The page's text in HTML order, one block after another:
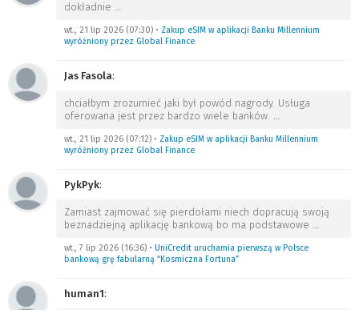
dokładnie …
wt., 21 lip 2026 (07:30) • Zakup eSIM w aplikacji Banku Millennium
wyróżniony przez Global Finance
Jas Fasola:
chciałbym zrozumieć jaki był powód nagrody. Usługa
oferowana jest przez bardzo wiele banków. …
wt., 21 lip 2026 (07:12) • Zakup eSIM w aplikacji Banku Millennium
wyróżniony przez Global Finance
PykPyk:
Zamiast zajmować się pierdołami niech dopracują swoją
beznadziejną aplikację bankową bo ma podstawowe …
wt., 7 lip 2026 (16:36) • UniCredit uruchamia pierwszą w Polsce
bankową grę fabularną “Kosmiczna Fortuna”
human1: